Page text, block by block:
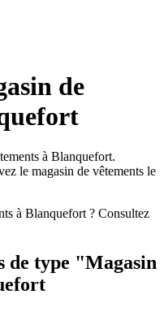
de
à Blanquefort.
le magasin de vêtements le
à Blanquefort ? Consultez
de type "Magasin